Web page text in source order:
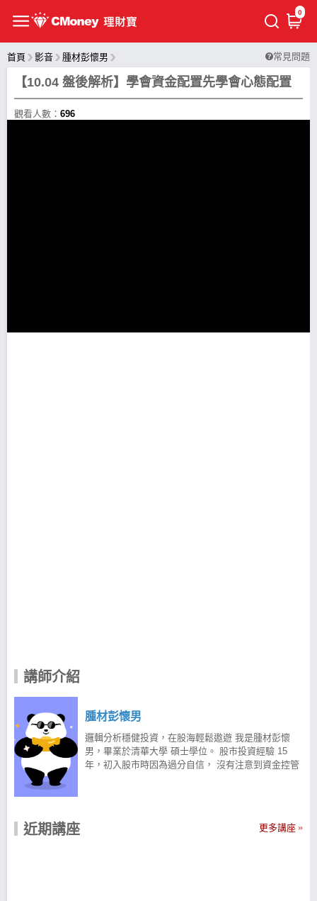
0
首頁 影音 腫材彭懷男 常見問題
【10.04 盤後解析】學會資金配置先學會心態配置
觀看人數： 696
講師介紹
腫材彭懷男
邏輯分析穩健投資，在股海輕鬆遨遊 我是腫材彭懷
男，畢業於清華大學 碩士學位。 股市投資經驗 15
年，初入股市時因為過分自信， 沒有注意到資金控管
大賺。 無私傾囊相授，腫材戰隊無堅不摧 經過多年的
近期講座 更多講座